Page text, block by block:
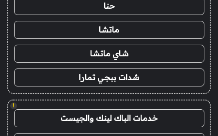
حنا
ماتشا
شاي ماتشا
شدات ببجي تمارا
!
خدمات الباك لينك والجيست